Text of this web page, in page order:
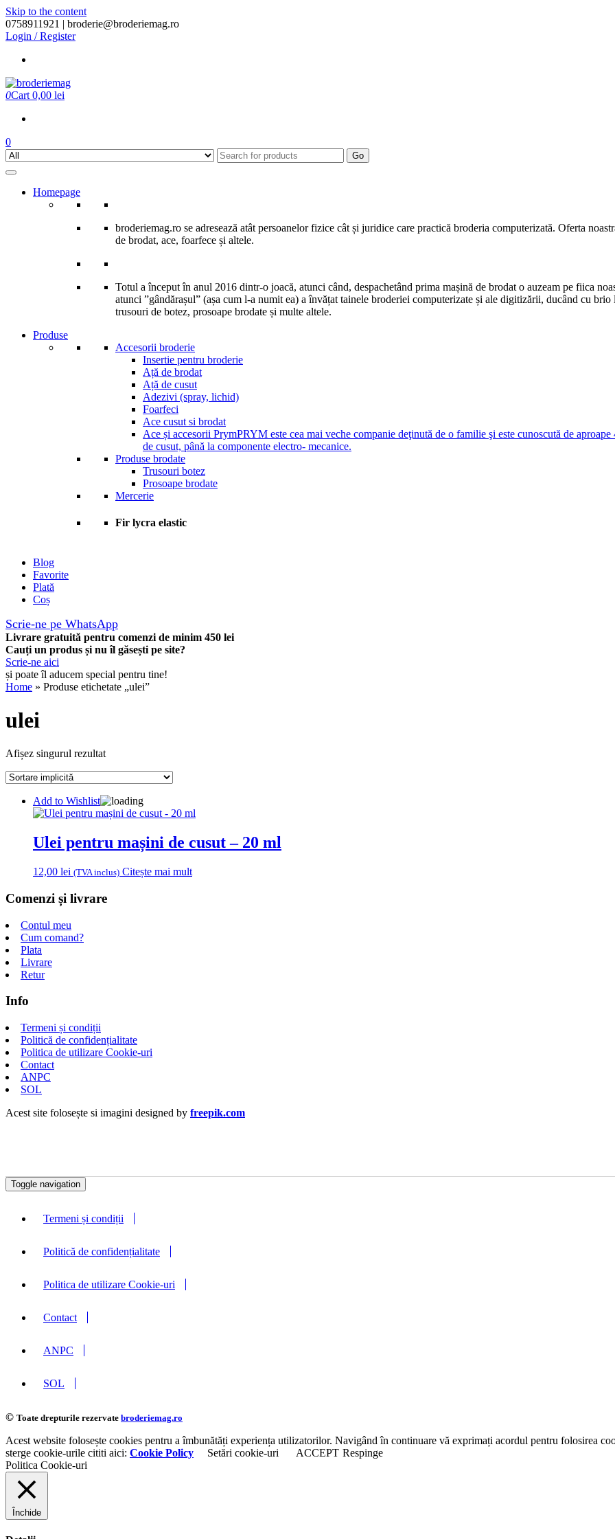
Skip to the content
0758911921 | broderie@broderiemag.ro
Login / Register
0Cart 0,00 lei
0
Go
Homepage
broderiemag.ro se adresează atât persoanelor fizice cât și juridice care practică broderia computerizată. Oferta
de brodat, ace, foarfece și altele.
Totul a început în anul 2016 dintr-o joacă, atunci când, despachetând prima mașină de brodat o auzeam pe fiica
atunci ”gândărașul” (așa cum l-a numit ea) a învățat tainele broderiei computerizate și ale digitizării, ducând cu
trusouri de botez, prosoape brodate și multe altele.
Produse
Accesorii broderie
Insertie pentru broderie
Ață de brodat
Ață de cusut
Adezivi (spray, lichid)
Foarfeci
Ace cusut si brodat
Ace și accesorii PrymPRYM este cea mai veche companie deţinută de o familie şi este cunoscută de
de cusut, până la componente electro- mecanice.
Produse brodate
Trusouri botez
Prosoape brodate
Mercerie
Fir lycra elastic
Blog
Favorite
Plată
Coș
Scrie-ne pe WhatsApp
Livrare gratuită pentru comenzi de minim 450 lei
Cauți un produs și nu îl găsești pe site?
Scrie-ne aici
și poate îl aducem special pentru tine!
Home » Produse etichetate „ulei”
ulei
Afișez singurul rezultat
Add to Wishlist
Ulei pentru mașini de cusut – 20 ml
12,00 lei (TVA inclus) Citește mai mult
Comenzi și livrare
Contul meu
Cum comand?
Plata
Livrare
Retur
Info
Termeni și condiții
Politică de confidențialitate
Politica de utilizare Cookie-uri
Contact
ANPC
SOL
Acest site folosește si imagini designed by freepik.com
Toggle navigation
Termeni și condiții
Politică de confidențialitate
Politica de utilizare Cookie-uri
Contact
ANPC
SOL
© Toate drepturile rezervate broderiemag.ro
Acest website folosește cookies pentru a îmbunătăți experiența utilizatorilor. Navigând în continuare vă exprimați acordul pentru folosirea
sterge cookie-urile cititi aici: Cookie Policy Setări cookie-uri ACCEPT Respinge
Politica Cookie-uri
Închide